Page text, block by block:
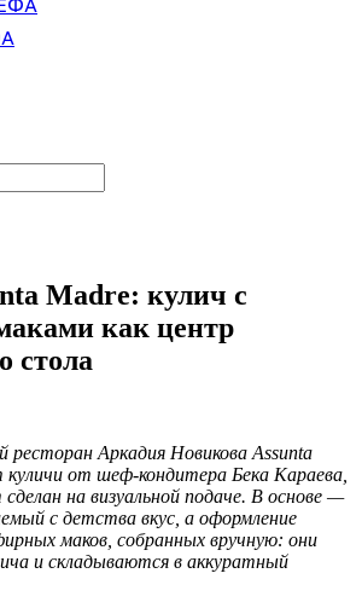
Madre: кулич с
как центр
стола
ресторан Аркадия Новикова Assunta
куличи от шеф-кондитера Бека Караева,
на визуальной подаче. В основе —
с детства вкус, а оформление
маков, собранных вручную: они
и складываются в аккуратный